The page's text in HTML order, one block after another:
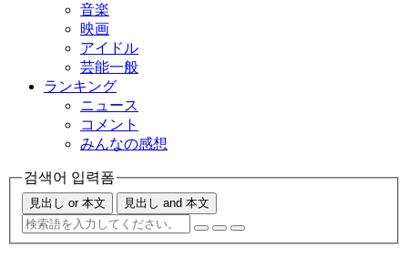
音楽
映画
アイドル
芸能一般
ランキング
ニュース
コメント
みんなの感想
검색어 입력폼
見出し or 本文 見出し and 本文